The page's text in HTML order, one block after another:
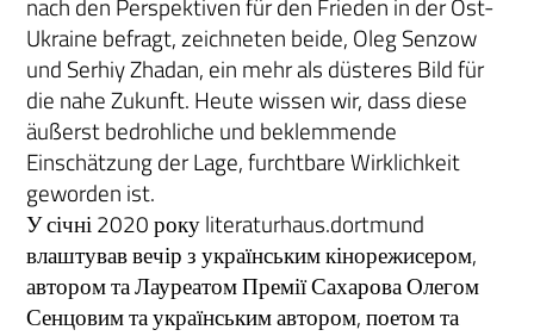
nach den Perspektiven für den Frieden in der Ost-
Ukraine befragt, zeichneten beide, Oleg Senzow
und Serhiy Zhadan, ein mehr als düsteres Bild für
die nahe Zukunft. Heute wissen wir, dass diese
äußerst bedrohliche und beklemmende
Einschätzung der Lage, furchtbare Wirklichkeit
geworden ist.
У січні 2020 року literaturhaus.dortmund
влаштував вечір з українським кінорежисером,
автором та Лауреатом Премії Сахарова Олегом
Сенцовим та українським автором, поетом та